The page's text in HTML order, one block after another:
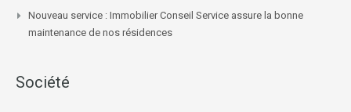
Nouveau service : Immobilier Conseil Service assure la bonne
maintenance de nos résidences
Société